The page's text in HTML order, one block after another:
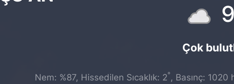
9
Çok
Nem: %87, Hissedilen Sıcaklık: 2° , Basınç: 1020